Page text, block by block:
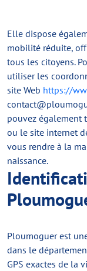
Elle dispose
mobilité réduite,
tous les citoyens.
utiliser les
site Web https://
pouvez également
ou le site internet
vous rendre à la
naissance.
Ploumoguer est
dans le
GPS exactes de la